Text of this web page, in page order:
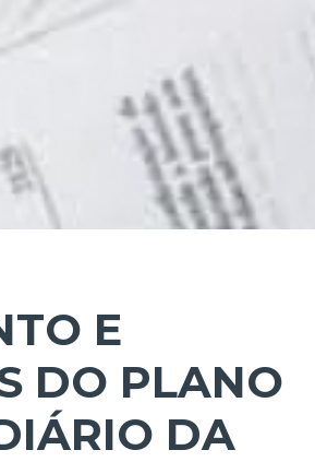
E
DO PLANO
DA